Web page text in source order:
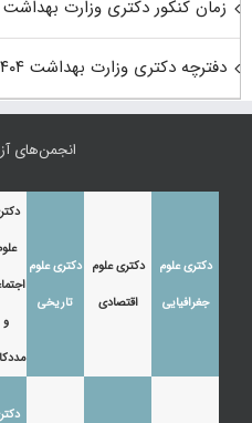
زمان کنکور دکتری وزارت بهداشت ۱۴۰۴
دفترچه دکتری وزارت بهداشت ۱۴۰۴
انجمن‌های
دکتری علوم
جغرافیایی
دکتری علوم
اقتصادی
دکتری علوم
تاریخی
و